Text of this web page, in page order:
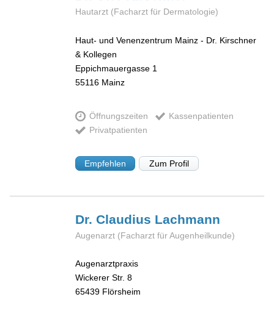
Hautarzt (Facharzt für Dermatologie)
Haut- und Venenzentrum Mainz - Dr. Kirschner
& Kollegen
Eppichmauergasse 1
55116 Mainz
Öffnungszeiten
Kassenpatienten
Privatpatienten
Empfehlen Zum Profil
Dr. Claudius Lachmann
Augenarzt (Facharzt für Augenheilkunde)
Augenarztpraxis
Wickerer Str. 8
65439 Flörsheim